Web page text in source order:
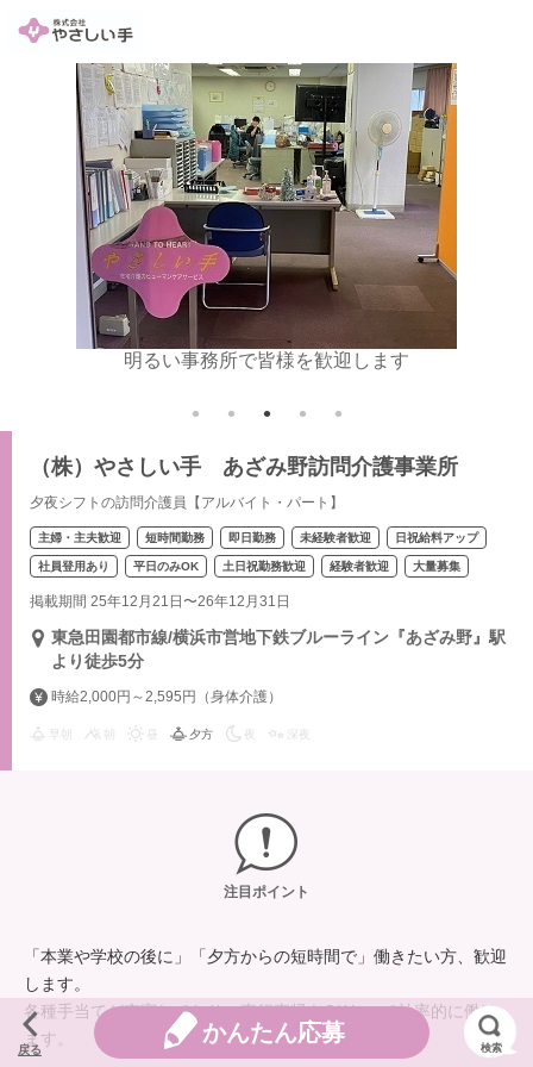
明るい事務所で皆様を歓迎します
（株）やさしい手 あざみ野訪問介護事業所
夕夜シフトの訪問介護員【アルバイト・パート】
主婦・主夫歓迎 短時間勤務 即日勤務 未経験者歓迎 日祝給料アップ
社員登用あり 平日のみOK 土日祝勤務歓迎 経験者歓迎 大量募集
掲載期間 25年12月21日〜26年12月31日
東急田園都市線/横浜市営地下鉄ブルーライン『あざみ野』駅
より徒歩5分
時給2,000円～2,595円（身体介護）
夕方 夜 深夜
注目ポイント
「本業や学校の後に」「夕方からの短時間で」働きたい方、歓迎
します。
各種手当てが充実しており、直行直帰もOKなので効率的に働け
ます。
戻る
かんたん応募
検索